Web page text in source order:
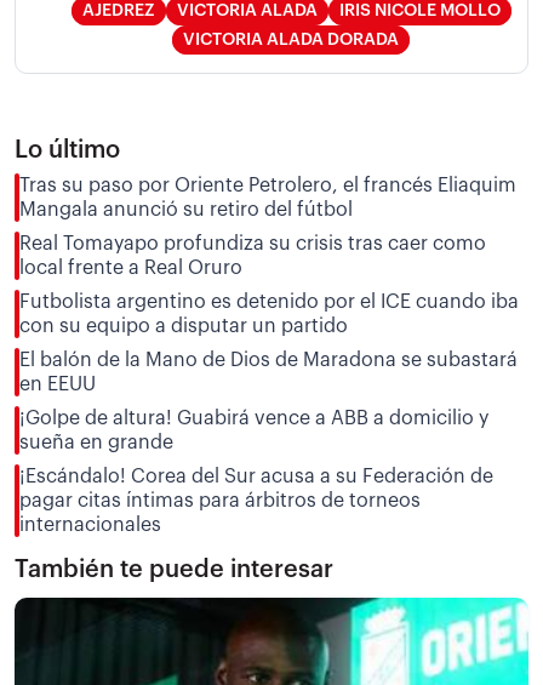
AJEDREZ VICTORIA ALADA
IRIS NICOLE MOLLO
VICTORIA ALADA DORADA
Lo último
Tras su paso por Oriente Petrolero, el francés Eliaquim
Mangala anunció su retiro del fútbol
Real Tomayapo profundiza su crisis tras caer como
local frente a Real Oruro
Futbolista argentino es detenido por el ICE cuando iba
con su equipo a disputar un partido
El balón de la Mano de Dios de Maradona se subastará
en EEUU
¡Golpe de altura! Guabirá vence a ABB a domicilio y
sueña en grande
¡Escándalo! Corea del Sur acusa a su Federación de
pagar citas íntimas para árbitros de torneos
internacionales
También te puede interesar